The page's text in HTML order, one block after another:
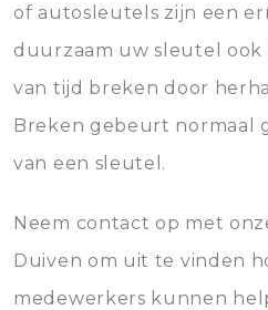
of autosleutels zijn een
duurzaam uw sleutel ook
van tijd breken door
Breken gebeurt normaal
van een sleutel.
Neem contact op met
Duiven om uit te vinden
medewerkers kunnen